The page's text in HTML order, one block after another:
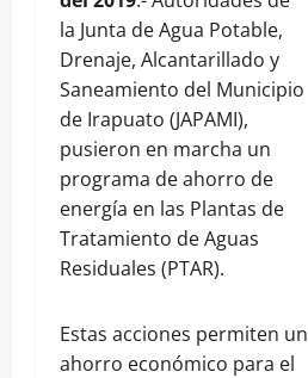
la Junta de Agua Potable,
Drenaje, Alcantarillado y
Saneamiento del Municipio
de Irapuato (JAPAMI),
pusieron en marcha un
programa de ahorro de
energía en las Plantas de
Tratamiento de Aguas
Residuales (PTAR).
Estas acciones permiten un
ahorro económico para el